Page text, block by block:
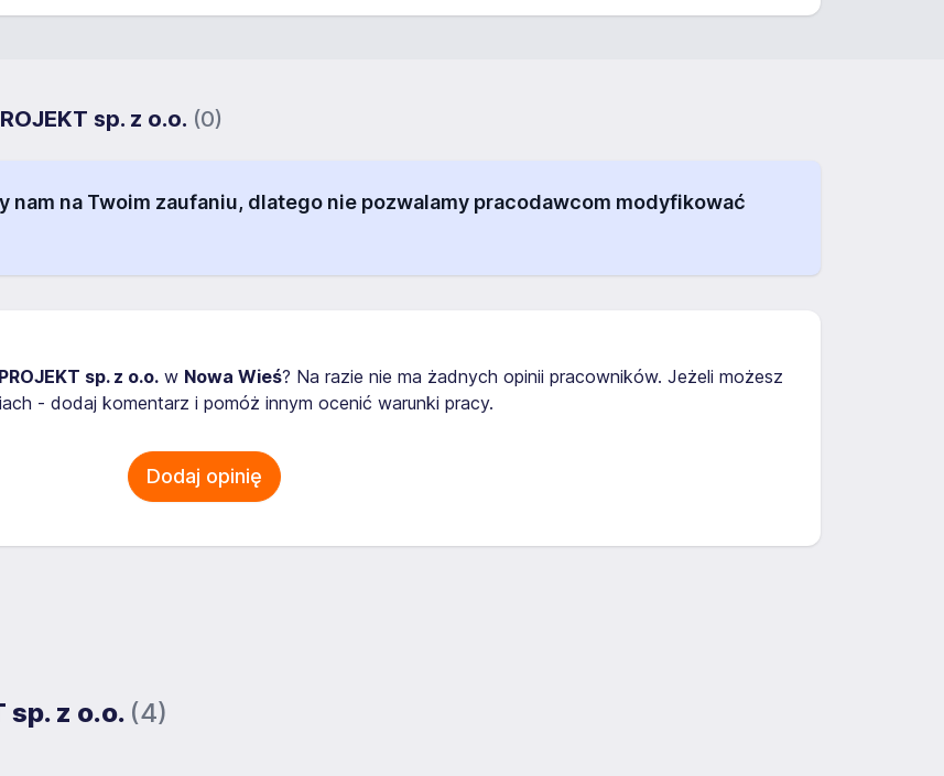
sp. z o.o. (0)
nam na Twoim zaufaniu, dlatego nie pozwalamy pracodawcom modyfikować
sp. z o.o. w Nowa Wieś? Na razie nie ma żadnych opinii pracowników. Jeżeli możesz
- dodaj komentarz i pomóż innym ocenić warunki pracy.
Dodaj opinię
sp. z o.o. (4)